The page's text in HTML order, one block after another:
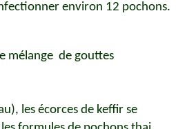
environ 12 pochons.
mélange de gouttes
les écorces de keffir se